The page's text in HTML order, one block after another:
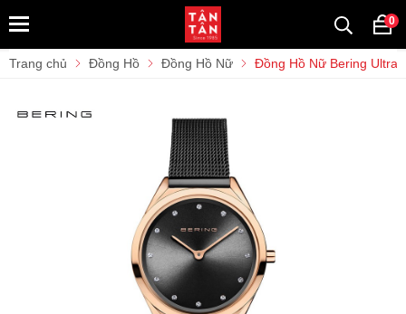
0
Trang chủ Đồng Hồ Đồng Hồ Nữ Đồng Hồ Nữ Bering Ultra